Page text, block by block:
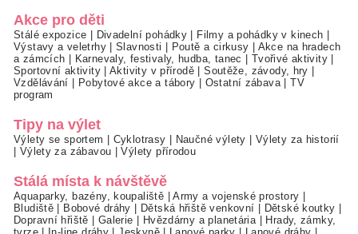
Akce pro děti
Stálé expozice Divadelní pohádky Filmy a pohádky v kinech
Výstavy a veletrhy|Slavnosti Poutě a cirkusy
Akce na hradech
a zámcích
Karnevaly, festivaly, hudba, tanec Tvořivé aktivity
Sportovní aktivity|Aktivity v přírodě |Soutěže, závody, hry
Vzdělávání
Pobytové akce a tábory Ostatní zábava |TV
program
Tipy na výlet
Výlety se sportem Cyklotrasy Naučné výlety
Výlety za historií
Výlety za zábavou |Výlety přírodou
Stálá místa k návštěvě
Aquaparky, bazény, koupaliště |Army a vojenské prostory
Bludiště
Bobové dráhy Dětská hřiště venkovní Dětské koutky
Dopravní hřiště
Galerie Hvězdárny a planetária
Hrady, zámky,